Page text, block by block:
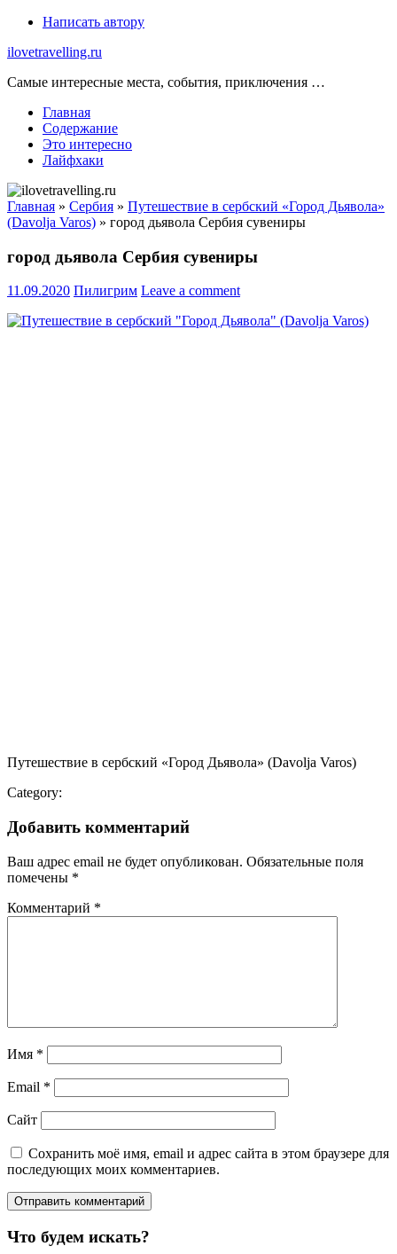
Skip
content
Написать автору
ilovetravelling.ru
Самые интересные места, события, приключения …
Главная
Содержание
Это интересно
Лайфхаки
Главная » Сербия » Путешествие в сербский «Город Дьявола»
(Davolja Varos) » город дьявола Сербия сувениры
город дьявола Сербия сувениры
11.09.2020 Пилигрим Leave a comment
Путешествие в сербский «Город Дьявола» (Davolja Varos)
Category:
Добавить комментарий
Ваш адрес email не будет опубликован. Обязательные поля
помечены *
Комментарий *
Имя *
Email *
Сайт
Сохранить моё имя, email и адрес сайта в этом браузере для
последующих моих комментариев.
Что будем искать?